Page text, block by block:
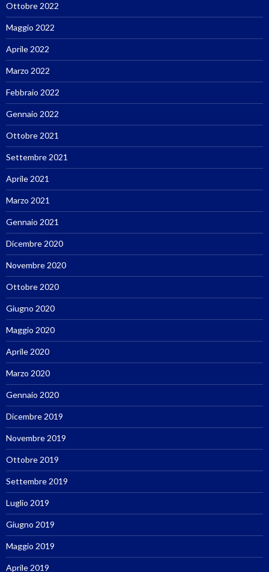
Ottobre 2022
Maggio 2022
Aprile 2022
Marzo 2022
Febbraio 2022
Gennaio 2022
Ottobre 2021
Settembre 2021
Aprile 2021
Marzo 2021
Gennaio 2021
Dicembre 2020
Novembre 2020
Ottobre 2020
Giugno 2020
Maggio 2020
Aprile 2020
Marzo 2020
Gennaio 2020
Dicembre 2019
Novembre 2019
Ottobre 2019
Settembre 2019
Luglio 2019
Giugno 2019
Maggio 2019
Aprile 2019